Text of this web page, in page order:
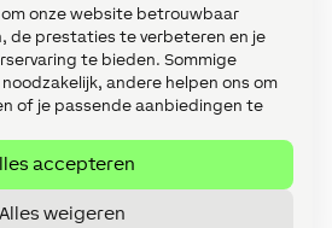
onze website betrouwbaar
de prestaties te verbeteren en je
te bieden. Sommige
andere helpen ons om
of je passende aanbiedingen te
accepteren
Alles weigeren
apparaat van
hetzelfde type
op een
standalone
Miniserver
aanwezig is
(niet in een
Client-
Gateway-
configuratie).
Sla op in de